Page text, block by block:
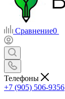
Сравнение0
Телефоны
+7 (905) 506-9356